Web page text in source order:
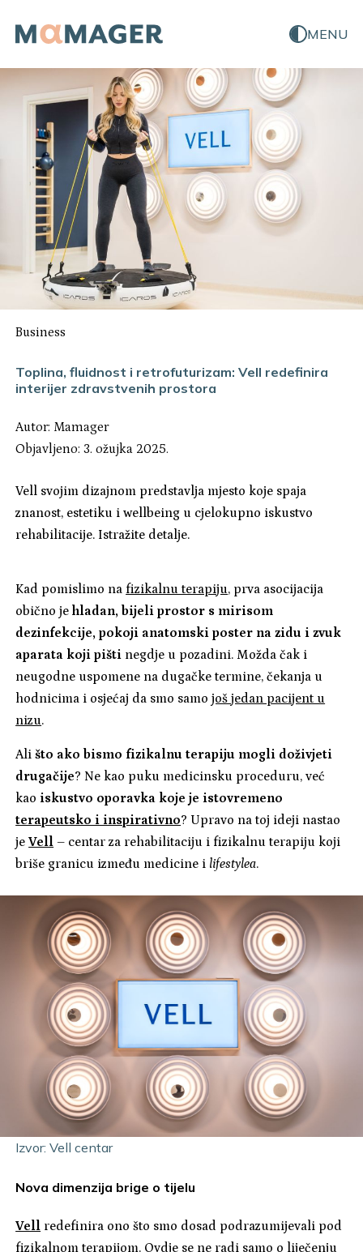
MENU
Business
Toplina, fluidnost i retrofuturizam: Vell redefinira
interijer zdravstvenih prostora
Autor: Mamager
Objavljeno: 3. ožujka 2025.
Vell svojim dizajnom predstavlja mjesto koje spaja
znanost, estetiku i wellbeing u cjelokupno iskustvo
rehabilitacije. Istražite detalje.
Kad pomislimo na fizikalnu terapiju, prva asocijacija
obično jehladan, bijeli prostor s mirisom
dezinfekcije, pokoji anatomski poster na zidu i zvuk
aparata koji pišti negdje u pozadini. Možda čak i
neugodne uspomene na dugačke termine, čekanja u
hodnicima i osjećaj da smo samojoš jedan pacijent u
nizu.
Ališto ako bismo fizikalnu terapiju mogli doživjeti
drugačije? Ne kao puku medicinsku proceduru, već
kao iskustvo oporavka koje je istovremeno
terapeutsko i inspirativno? Upravo na toj ideji nastao
jeVell – centar za rehabilitaciju i fizikalnu terapiju koji
briše granicu između medicine i lifestylea.
Izvor: Vell centar
Nova dimenzija brige o tijelu
Vell redefinira ono što smo dosad podrazumijevali pod
fizikalnom terapijom. Ovdje se ne radi samo o liječenju